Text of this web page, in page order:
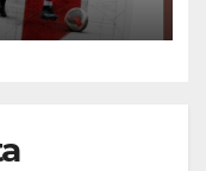
ASD